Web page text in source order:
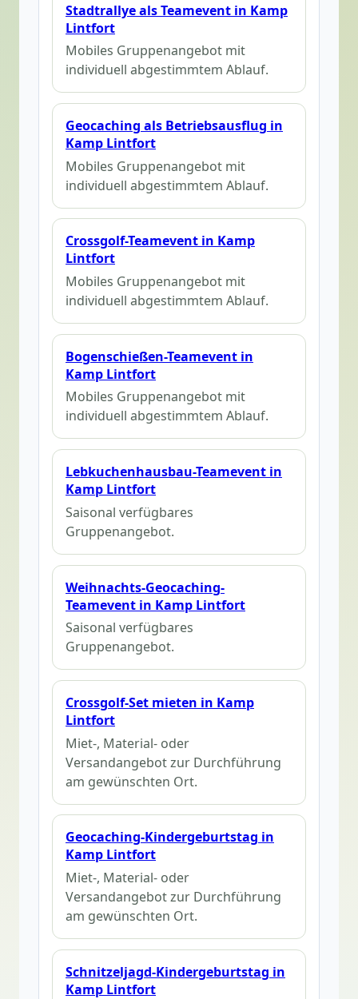
Stadtrallye als Teamevent in Kamp
Lintfort
Mobiles Gruppenangebot mit
individuell abgestimmtem Ablauf.
Geocaching als Betriebsausflug in
Kamp Lintfort
Mobiles Gruppenangebot mit
individuell abgestimmtem Ablauf.
Crossgolf-Teamevent in Kamp
Lintfort
Mobiles Gruppenangebot mit
individuell abgestimmtem Ablauf.
Bogenschießen-Teamevent in
Kamp Lintfort
Mobiles Gruppenangebot mit
individuell abgestimmtem Ablauf.
Lebkuchenhausbau-Teamevent in
Kamp Lintfort
Saisonal verfügbares
Gruppenangebot.
Weihnachts-Geocaching-
Teamevent in Kamp Lintfort
Saisonal verfügbares
Gruppenangebot.
Crossgolf-Set mieten in Kamp
Lintfort
Miet-, Material- oder
Versandangebot zur Durchführung
am gewünschten Ort.
Geocaching-Kindergeburtstag in
Kamp Lintfort
Miet-, Material- oder
Versandangebot zur Durchführung
am gewünschten Ort.
Schnitzeljagd-Kindergeburtstag in
Kamp Lintfort